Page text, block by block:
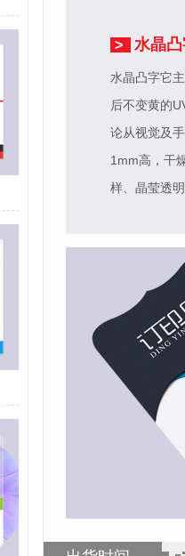
> 水晶
水晶凸字它
后不变黄的
论从视觉及
1mm高，干
样、晶莹透